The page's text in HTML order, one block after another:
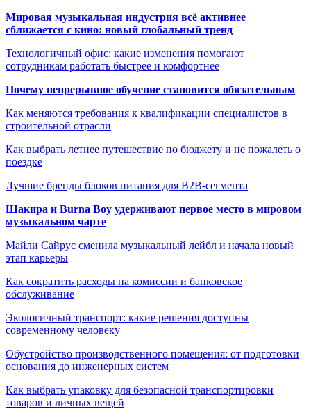
Мировая музыкальная индустрия всё активнее
сближается с кино: новый глобальный тренд
Технологичный офис: какие изменения помогают
сотрудникам работать быстрее и комфортнее
Почему непрерывное обучение становится обязательным
Как меняются требования к квалификации специалистов в
строительной отрасли
Как выбрать летнее путешествие по бюджету и не пожалеть о
поездке
Лучшие бренды блоков питания для B2B-сегмента
Шакира и Burna Boy удерживают первое место в мировом
музыкальном чарте
Майли Сайрус сменила музыкальный лейбл и начала новый
этап карьеры
Как сократить расходы на комиссии и банковское
обслуживание
Экологичный транспорт: какие решения доступны
современному человеку
Обустройство производственного помещения: от подготовки
основания до инженерных систем
Как выбрать упаковку для безопасной транспортировки
товаров и личных вещей